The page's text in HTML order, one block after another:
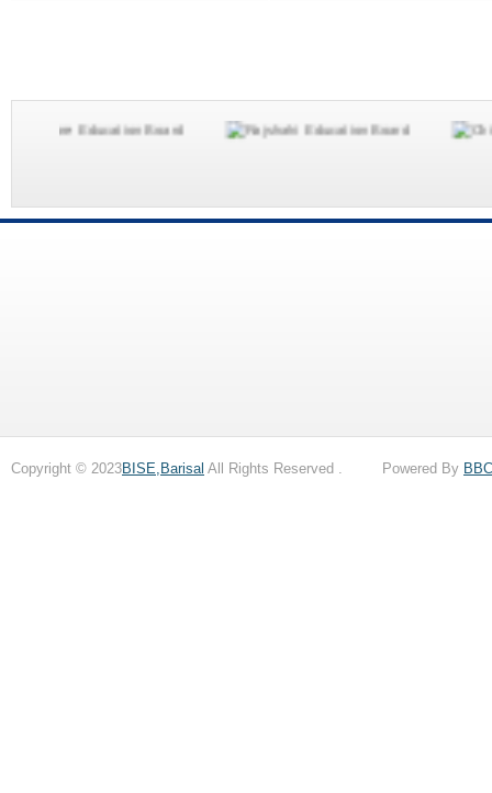
Copyright © 2023BISE,Barisal All Rights Reserved . Powered By